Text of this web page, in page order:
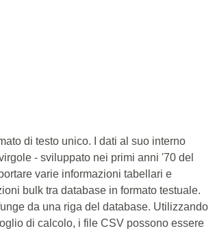
di testo unico. I dati al suo interno
- sviluppato nei primi anni '70 del
varie informazioni tabellari e
bulk tra database in formato testuale.
da una riga del database. Utilizzando
di calcolo, i file CSV possono essere